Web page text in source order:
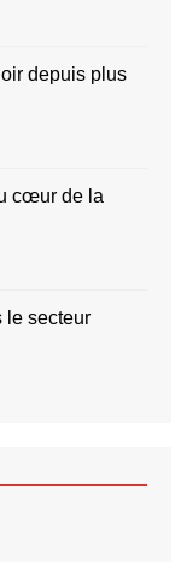
depuis plus
cœur de la
le secteur